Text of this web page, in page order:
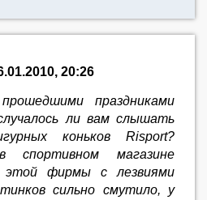
20:26
праздниками
ли вам слышать
коньков Risport?
спортивном магазине
этой фирмы с лезвиями
сильно смутило, у